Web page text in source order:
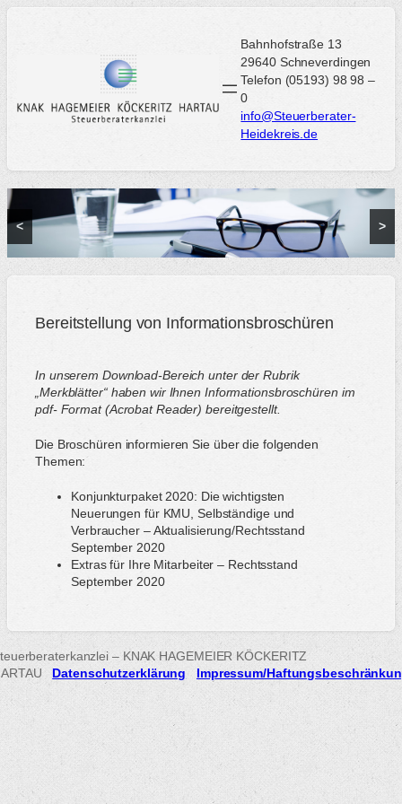
Zum
Bahnhofstraße 13
29640 Schneverdingen
Telefon (05193) 98 98 –
0
info@Steuerberater-
Heidekreis.de
< >
Bereitstellung von Informationsbroschüren
In unserem Download-Bereich unter der Rubrik
„Merkblätter“ haben wir Ihnen Informationsbroschüren im
pdf- Format (Acrobat Reader) bereitgestellt.
Die Broschüren informieren Sie über die folgenden
Themen:
Konjunkturpaket 2020: Die wichtigsten
Neuerungen für KMU, Selbständige und
Verbraucher – Aktualisierung/Rechtsstand
September 2020
Extras für Ihre Mitarbeiter – Rechtsstand
September 2020
– KNAK HAGEMEIER KÖCKERITZ
Datenschutzerklärung Impressum/